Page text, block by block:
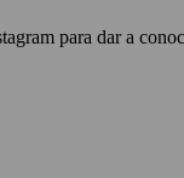
para dar a